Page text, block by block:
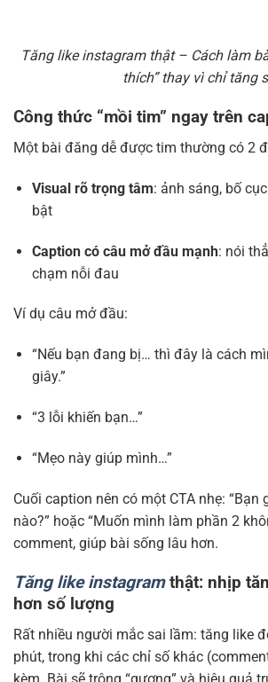
Tăng like instagram thật – Cách làm
thích” thay vì chỉ tăng
Công thức “mồi tim” ngay trên
Một bài đăng dễ được tim thường có 2
Visual rõ trọng tâm: ảnh sáng, bố
bật
Caption có câu mở đầu mạnh: nói
chạm nỗi đau
Ví dụ câu mở đầu:
“Nếu bạn đang bị… thì đây là cách
giây.”
“3 lỗi khiến bạn…”
“Mẹo này giúp mình…”
Cuối caption nên có một CTA nhẹ: “Bạn
nào?” hoặc “Muốn mình làm phần 2
comment, giúp bài sống lâu hơn.
Tăng like instagramthật: nhịp
hơn số lượng
Rất nhiều người mắc sai lầm: tăng like
phút, trong khi các chỉ số khác